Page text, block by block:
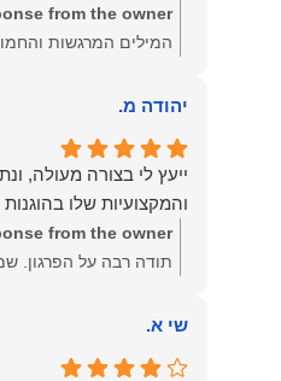
from the owner:
המילים המרגשות
שווה את הכל. נשמח
יהודה מ.
ייעץ לי בצורה מעולה,
והמקצועיות שלו
from the owner:
תודה רבה על הפרגון.
הוגנות ומקצועיות הן
שי א.